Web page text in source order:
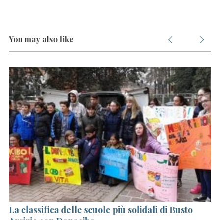
You may also like
La classifica delle scuole più solidali di Busto